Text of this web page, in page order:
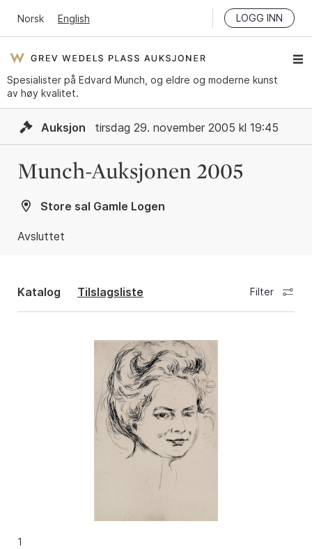
Norsk English LOGG INN
Spesialister på Edvard Munch, og eldre og moderne kunst
av høy kvalitet.
Auksjon tirsdag 29. november 2005 kl 19:45
Munch-Auksjonen 2005
Store sal Gamle Logen
Avsluttet
Katalog Tilslagsliste Filter
1